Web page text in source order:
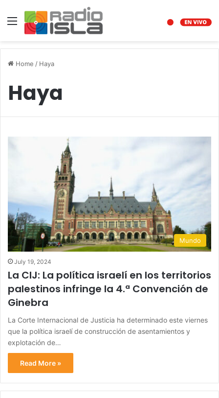
Menu
Home / Haya
Haya
Mundo
July 19, 2024
La CIJ: La política israelí en los territorios
palestinos infringe la 4.ª Convención de
Ginebra
La Corte Internacional de Justicia ha determinado este viernes
que la política israelí de construcción de asentamientos y
explotación de…
Read More »